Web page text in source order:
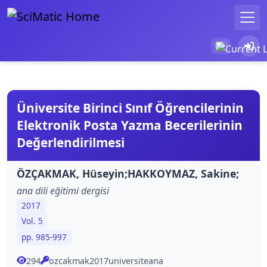
Üniversite Birinci Sınıf Öğrencilerinin
Elektronik Posta Yazma Becerilerinin
Değerlendirilmesi
ÖZÇAKMAK, Hüseyin;HAKKOYMAZ, Sakine;
ana dili eğitimi dergisi
2017
Vol. 5
pp. 985-997
294 ozcakmak2017universiteana